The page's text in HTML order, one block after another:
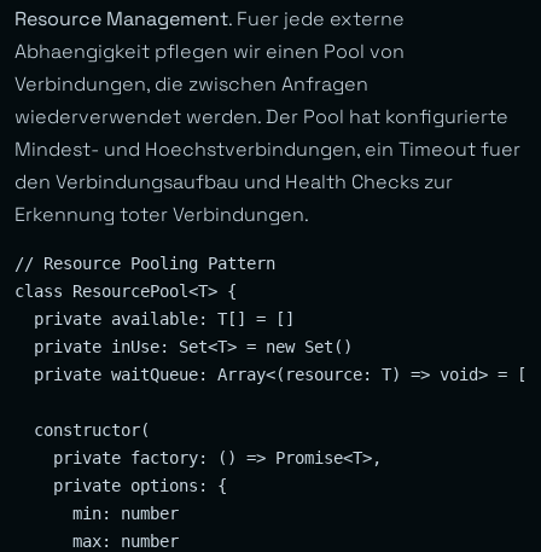
Resource Management. Fuer jede externe
Abhaengigkeit pflegen wir einen Pool von
Verbindungen, die zwischen Anfragen
wiederverwendet werden. Der Pool hat konfigurierte
Mindest- und Hoechstverbindungen, ein Timeout fuer
den Verbindungsaufbau und Health Checks zur
Erkennung toter Verbindungen.
// Resource Pooling Pattern
class ResourcePool<T> {
  private available: T[] = []
  private inUse: Set<T> = new Set()
  private waitQueue: Array<(resource: T) => void> = []
  constructor(
    private factory: () => Promise<T>,
    private options: {
      min: number
      max: number